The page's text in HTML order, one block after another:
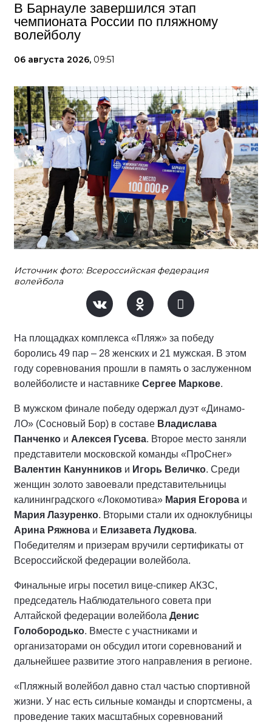
В Барнауле завершился этап
чемпионата России по пляжному
волейболу
06 августа 2026, 09:51
Источник фото: Всероссийская федерация
волейбола
На площадках комплекса «Пляж» за победу
боролись 49 пар – 28 женских и 21 мужская. В этом
году соревнования прошли в память о заслуженном
волейболисте и наставнике Сергее Маркове.
В мужском финале победу одержал дуэт «Динамо-
ЛО» (Сосновый Бор) в составе Владислава
Панченко и Алексея Гусева. Второе место заняли
представители московской команды «ПроСнег»
Валентин Канунников и Игорь Величко. Среди
женщин золото завоевали представительницы
калининградского «Локомотива» Мария Егорова и
Мария Лазуренко. Вторыми стали их одноклубницы
Арина Ряжнова и Елизавета Лудкова.
Победителям и призерам вручили сертификаты от
Всероссийской федерации волейбола.
Финальные игры посетил вице-спикер АКЗС,
председатель Наблюдательного совета при
Алтайской федерации волейбола Денис
Голобородько. Вместе с участниками и
организаторами он обсудил итоги соревнований и
дальнейшее развитие этого направления в регионе.
«Пляжный волейбол давно стал частью спортивной
жизни. У нас есть сильные команды и спортсмены, а
проведение таких масштабных соревнований